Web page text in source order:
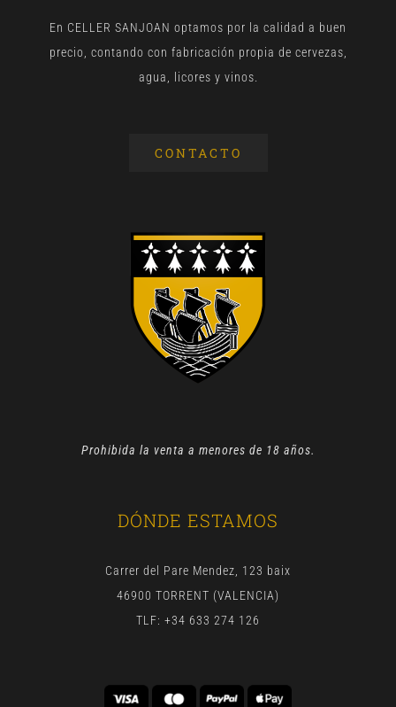
En CELLER SANJOAN optamos por la calidad a buen
precio, contando con fabricación propia de cervezas,
agua, licores y vinos.
CONTACTO
Prohibida la venta a menores de 18 años.
DÓNDE ESTAMOS
Carrer del Pare Mendez, 123 baix
46900 TORRENT (VALENCIA)
TLF: +34 633 274 126